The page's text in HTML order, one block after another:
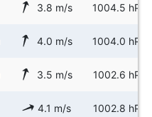
3.8 m/s 1004.5 hPa
4.0 m/s 1004.0 hPa
3.5 m/s 1002.6 hPa
4.1 m/s 1002.8 hPa